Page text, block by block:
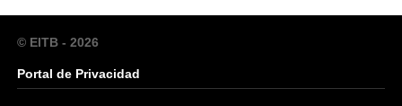
© EITB - 2026
Portal de Privacidad